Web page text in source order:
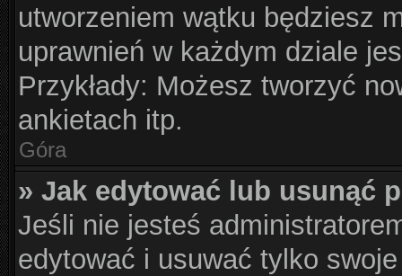
utworzeniem wątku będziesz
uprawnień w każdym dziale
Przykłady: Możesz tworzyć
ankietach itp.
Góra
» Jak edytować lub usunąć
Jeśli nie jesteś
edytować i usuwać tylko